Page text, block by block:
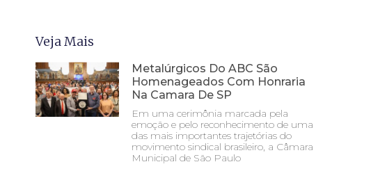
Veja Mais
Metalúrgicos Do ABC São
Homenageados Com Honraria
Na Camara De SP
Em uma cerimônia marcada pela
emoção e pelo reconhecimento de uma
das mais importantes trajetórias do
movimento sindical brasileiro, a Câmara
Municipal de São Paulo